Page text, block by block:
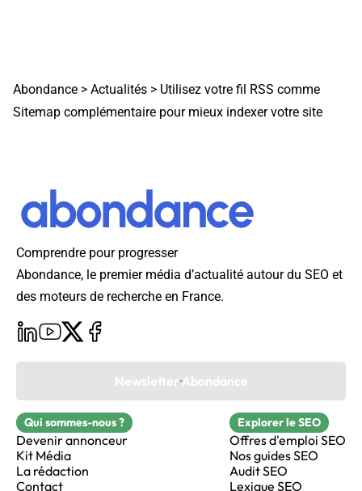
Abondance > Actualités > Utilisez votre fil RSS comme
Sitemap complémentaire pour mieux indexer votre site
Comprendre pour progresser
Abondance, le premier média d’actualité autour du SEO et
des moteurs de recherche en France.
Newsletter Abondance
Qui sommes-nous ?
Devenir annonceur
Kit Média
La rédaction
Contact
Explorer le SEO
Offres d'emploi SEO
Nos guides SEO
Audit SEO
Lexique SEO